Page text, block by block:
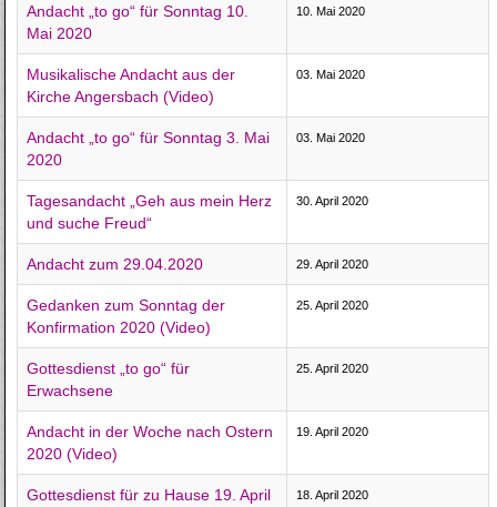
Andacht „to go“ für Sonntag 10.
Mai 2020
10. Mai 2020
Musikalische Andacht aus der
Kirche Angersbach (Video)
03. Mai 2020
Andacht „to go“ für Sonntag 3. Mai
2020
03. Mai 2020
Tagesandacht „Geh aus mein Herz
und suche Freud“
30. April 2020
Andacht zum 29.04.2020 29. April 2020
Gedanken zum Sonntag der
Konfirmation 2020 (Video)
25. April 2020
Gottesdienst „to go“ für
Erwachsene
25. April 2020
Andacht in der Woche nach Ostern
2020 (Video)
19. April 2020
Gottesdienst für zu Hause 19. April 18. April 2020